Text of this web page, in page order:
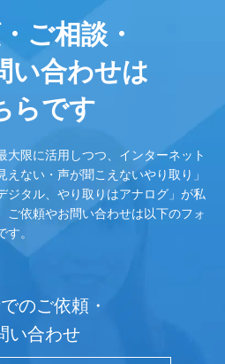
ご相談・
い合わせは
らです
大限に活用しつつ、インターネット
ない・声が聞こえないやり取り」
ジタル、やり取りはアナログ」が私
ご依頼やお問い合わせは以下のフォ
。
のご依頼・
い合わせ